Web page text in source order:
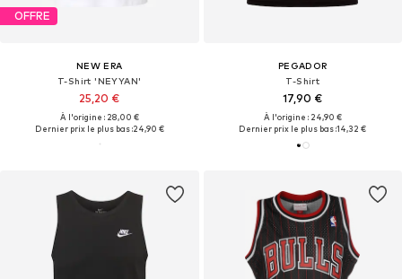
OFFRE
NEW ERA
T-Shirt 'NEYYAN'
25,20 €
À l'origine : 28,00 €
Dernier prix le plus bas :24,90 €
PEGADOR
T-Shirt
17,90 €
À l'origine : 24,90 €
Dernier prix le plus bas :14,32 €